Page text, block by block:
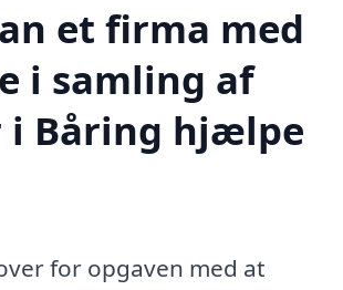
et firma med
i samling af
i Båring hjælpe
for opgaven med at